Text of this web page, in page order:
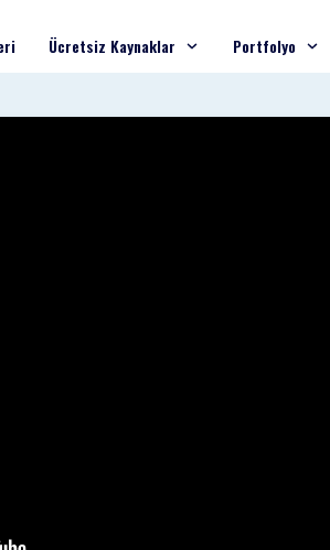
Ücretsiz Kaynaklar Portfolyo